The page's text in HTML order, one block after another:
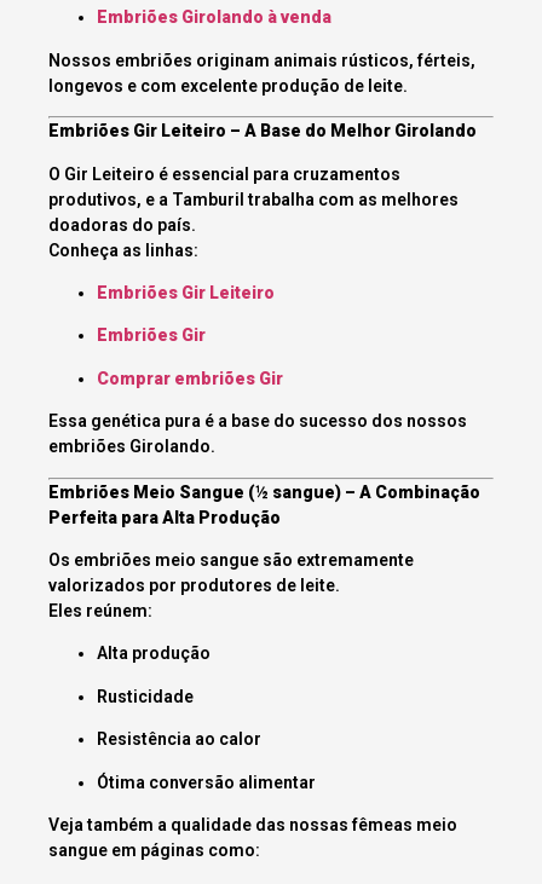
Embriões Girolando à venda
Nossos embriões originam animais rústicos, férteis,
longevos e com excelente produção de leite.
Embriões Gir Leiteiro – A Base do Melhor Girolando
O Gir Leiteiro é essencial para cruzamentos
produtivos, e a Tamburil trabalha com as melhores
doadoras do país.
Conheça as linhas:
Embriões Gir Leiteiro
Embriões Gir
Comprar embriões Gir
Essa genética pura é a base do sucesso dos nossos
embriões Girolando.
Embriões Meio Sangue (½ sangue) – A Combinação
Perfeita para Alta Produção
Os embriões meio sangue são extremamente
valorizados por produtores de leite.
Eles reúnem:
Alta produção
Rusticidade
Resistência ao calor
Ótima conversão alimentar
Veja também a qualidade das nossas fêmeas meio
sangue em páginas como: